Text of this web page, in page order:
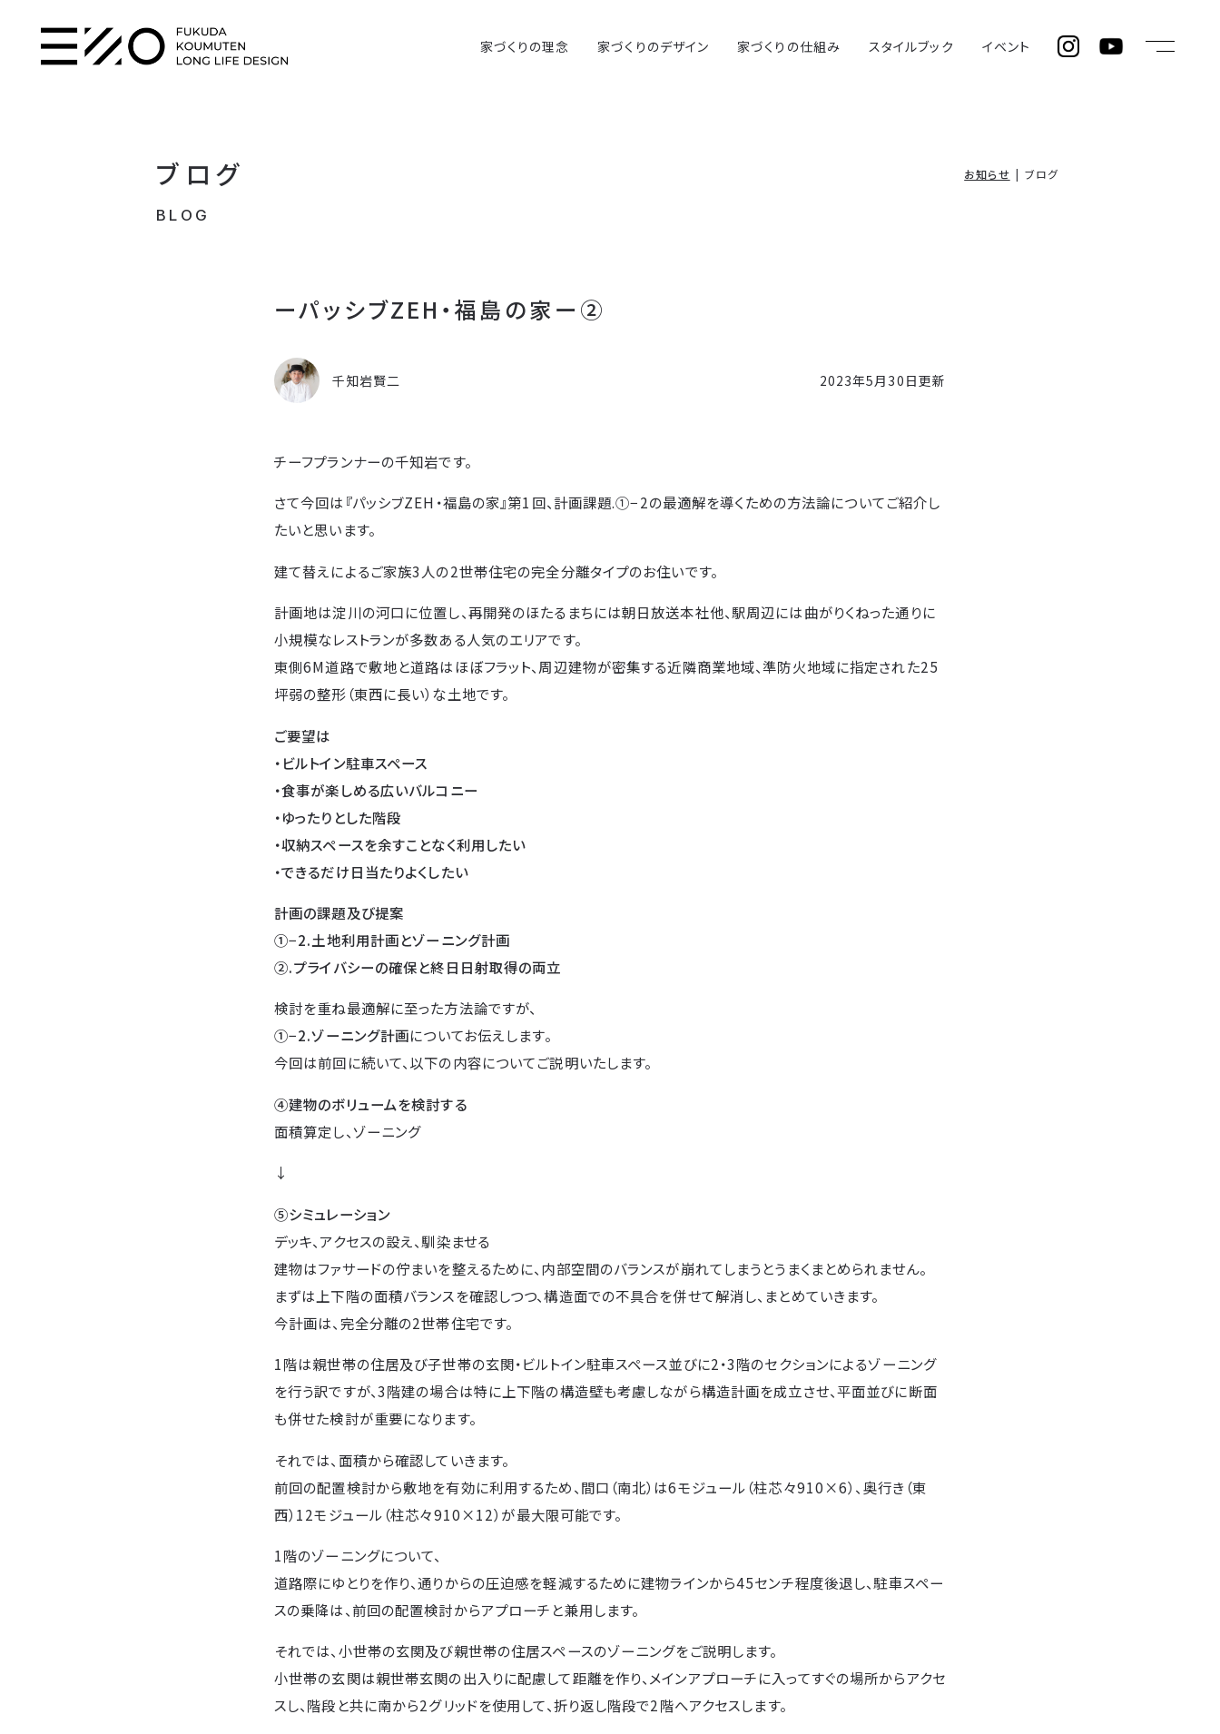
家づくりの理念 家づくりのデザイン 家づくりの仕組み スタイルブック イベント
ブログ
BLOG
お知らせ ブログ
ーパッシブZEH・福島の家ー②
2023年5月30日更新
千知岩賢二
チーフプランナーの千知岩です。
さて今回は『パッシブZEH・福島の家』第1回、計画課題.①−2の最適解を導くための方法論についてご紹介し
たいと思います。
建て替えによるご家族3人の2世帯住宅の完全分離タイプのお住いです。
計画地は淀川の河口に位置し、再開発のほたるまちには朝日放送本社他、駅周辺には曲がりくねった通りに
小規模なレストランが多数ある人気のエリアです。
東側6M道路で敷地と道路はほぼフラット、周辺建物が密集する近隣商業地域、準防火地域に指定された25
坪弱の整形（東西に長い）な土地です。
ご要望は
・ビルトイン駐車スペース
・食事が楽しめる広いバルコニー
・ゆったりとした階段
・収納スペースを余すことなく利用したい
・できるだけ日当たりよくしたい
計画の課題及び提案
①−2.土地利用計画とゾーニング計画
②.プライバシーの確保と終日日射取得の両立
検討を重ね最適解に至った方法論ですが、
①−2.ゾーニング計画についてお伝えします。
今回は前回に続いて、以下の内容についてご説明いたします。
④建物のボリュームを検討する
面積算定し、ゾーニング
↓
⑤シミュレーション
デッキ、アクセスの設え、馴染ませる
建物はファサードの佇まいを整えるために、内部空間のバランスが崩れてしまうとうまくまとめられません。
まずは上下階の面積バランスを確認しつつ、構造面での不具合を併せて解消し、まとめていきます。
今計画は、完全分離の2世帯住宅です。
1階は親世帯の住居及び子世帯の玄関・ビルトイン駐車スペース並びに2・3階のセクションによるゾーニング
を行う訳ですが、3階建の場合は特に上下階の構造壁も考慮しながら構造計画を成立させ、平面並びに断面
も併せた検討が重要になります。
それでは、面積から確認していきます。
前回の配置検討から敷地を有効に利用するため、間口（南北）は6モジュール（柱芯々910×6）、奥行き（東
西）12モジュール（柱芯々910×12）が最大限可能です。
1階のゾーニングについて、
道路際にゆとりを作り、通りからの圧迫感を軽減するために建物ラインから45センチ程度後退し、駐車スペー
スの乗降は、前回の配置検討からアプローチと兼用します。
それでは、小世帯の玄関及び親世帯の住居スペースのゾーニングをご説明します。
小世帯の玄関は親世帯玄関の出入りに配慮して距離を作り、メインアプローチに入ってすぐの場所からアクセ
スし、階段と共に南から2グリッドを使用して、折り返し階段で2階へアクセスします。